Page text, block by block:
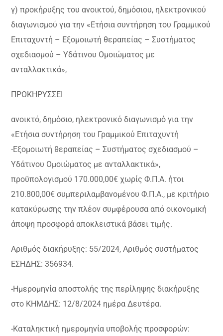
γ) προκήρυξης του ανοικτού, δημόσιου, ηλεκτρονικού
διαγωνισμού για την «Ετήσια συντήρηση του Γραμμικού
Επιταχυντή – Εξομοιωτή θεραπείας – Συστήματος
σχεδιασμού – Υδάτινου Ομοιώματος με
ανταλλακτικά»,
ΠΡΟΚΗΡΥΣΣΕΙ
ανοικτό, δημόσιο, ηλεκτρονικό διαγωνισμό για την
«Ετήσια συντήρηση του Γραμμικού Επιταχυντή
-Εξομοιωτή θεραπείας – Συστήματος σχεδιασμού –
Υδάτινου Ομοιώματος με ανταλλακτικά»,
προϋπολογισμού 170.000,00€ χωρίς Φ.Π.Α. ήτοι
210.800,00€ συμπεριλαμβανομένου Φ.Π.Α., με κριτήριο
κατακύρωσης την πλέον συμφέρουσα από οικονομική
άποψη προσφορά αποκλειστικά βάσει τιμής.
Αριθμός διακήρυξης: 55/2024, Αριθμός συστήματος
ΕΣΗΔΗΣ: 356934.
-Ημερομηνία αποστολής της περίληψης διακήρυξης
στο ΚΗΜΔΗΣ: 12/8/2024 ημέρα Δευτέρα.
-Καταληκτική ημερομηνία υποβολής προσφορών: